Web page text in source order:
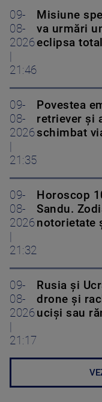
09-
08-
2026
|
21:46
Misiune
va urmări
eclipsa
09-
08-
2026
|
21:35
Povestea
retriever și
schimbat
09-
08-
2026
|
21:32
Horoscop
Sandu.
notorietate
09-
08-
2026
|
21:17
Rusia și
drone și
uciși sau